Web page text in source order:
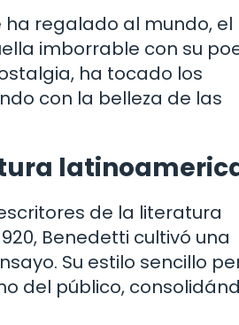
regalado al mundo, el
imborrable con su
ha tocado los
con la belleza de las
de la literatura
Benedetti cultivó una
Su estilo sencillo
del público,